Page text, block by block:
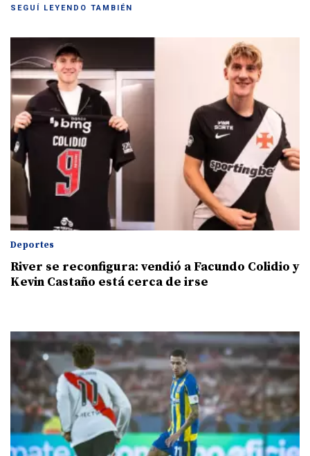
SEGUÍ LEYENDO TAMBIÉN
Deportes
River se reconfigura: vendió a Facundo Colidio y
Kevin Castaño está cerca de irse